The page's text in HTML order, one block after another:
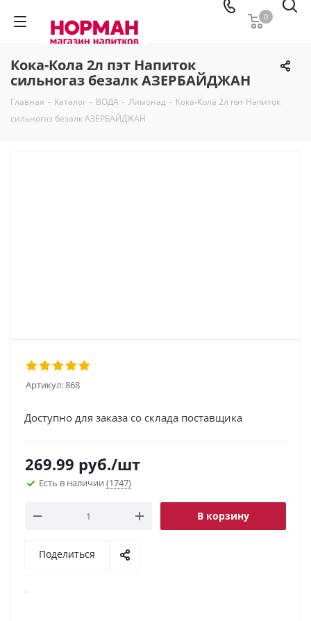
0
Кока-Кола 2л пэт Напиток
сильногаз безалк АЗЕРБАЙДЖАН
Главная - Каталог - ВОДА - Лимонад - Кока-Кола 2л пэт Напиток
сильногаз безалк АЗЕРБАЙДЖАН
Артикул:868
Доступно для заказа со склада поставщика
269.99 руб./шт
Есть в наличии (1747)
В корзину
Поделиться
.